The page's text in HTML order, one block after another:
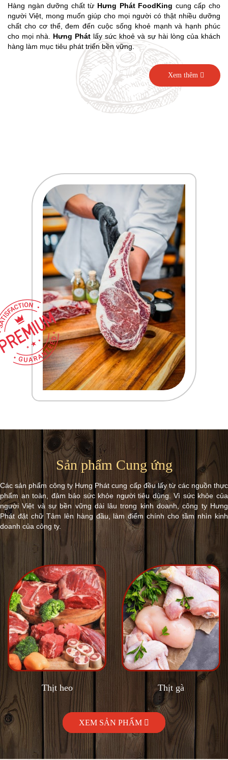
người Việt, mong muốn giúp cho mọi người có thật nhiều dưỡng
chất cho cơ thể, đem đến cuộc sống khoẻ mạnh và hạnh phúc
cho mọi nhà.Hưng Phátlấy sức khoẻ và sự hài lòng của khách
hàng làm mục tiêu phát triển bền vững.
Xem thêm
Sản phẩm Cung ứng
Các sản phẩm công ty Hưng Phát cung cấp đều lấy từ các nguồn thực
phẩm an toàn, đảm bảo sức khỏe người tiêu dùng. Vì sức khỏe của
người Việt và sự bền vững dài lâu trong kinh doanh, công ty Hưng
Phát đặt chữ Tâm lên hàng đầu, làm điểm chính cho tầm nhìn kinh
doanh của công ty.
Thịt gà Thịt bò
XEM SẢN PHẨM